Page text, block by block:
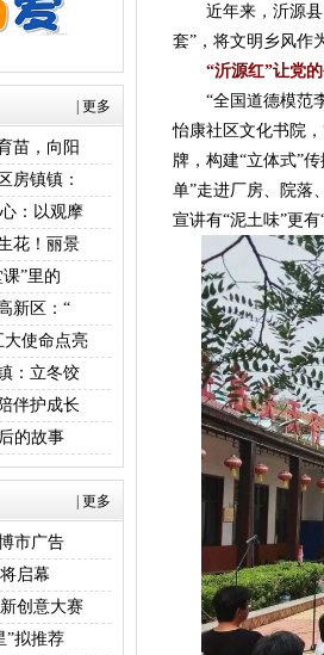
更多
苗，向阳
房镇镇：
：以观摩
花！丽景
”里的
新区：“
大使命点亮
：立冬饺
伴护成长
的故事
更多
市广告
启幕
创意大赛
”拟推荐
近年来，沂源县
套”，将文明乡风作
“沂源红”让党
“全国道德模范李
怡康社区文化书院
牌，构建“立体式”
单”走进厂房、院落
宣讲有“泥土味”更有